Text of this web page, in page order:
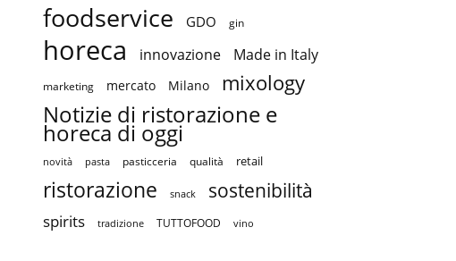
foodservice GDO gin
horeca innovazione Made in Italy
marketing mercato Milano mixology
Notizie di ristorazione e
horeca di oggi
novità pasta pasticceria qualità retail
ristorazione snack sostenibilità
spirits tradizione TUTTOFOOD vino